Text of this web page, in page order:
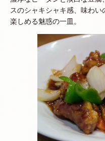
スのシャキシャキ感、味わ
楽しめる魅惑の一皿。